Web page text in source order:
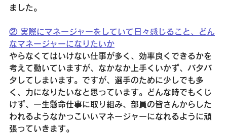
ました。
② 実際にマネージャーをしていて日々感じること、どん
なマネージャーになりたいか
やらなくてはいけない仕事が多く、効率良くできるかを
考えて動いていますが、なかなか上手くいかず、バタバ
タしてしまいます。ですが、選手のために少しでも多
く、力になりたいなと思っています。どんな時でもくじ
けず、一生懸命仕事に取り組み、部員の皆さんからした
われるようなかっこいいマネージャーになれるように頑
張っていきます。